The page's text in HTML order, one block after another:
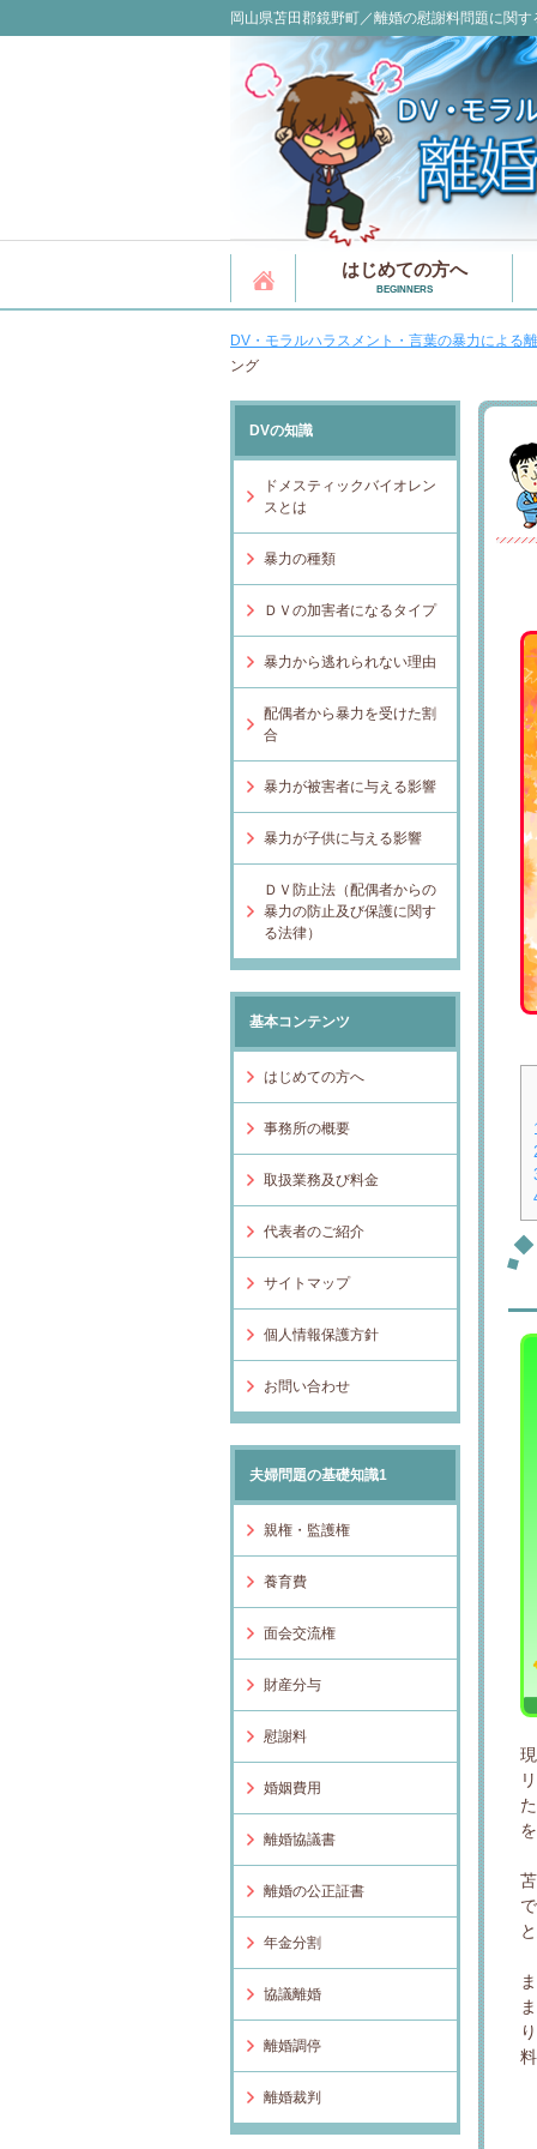
岡山県苫田郡鏡野町／離婚の慰謝料問題に関
はじめての方へ
BEGINNERS
DV・モラルハラスメント・言葉の暴力による
ング
DVの知識
ドメスティックバイオレン
スとは
暴力の種類
ＤＶの加害者になるタイプ
暴力から逃れられない理由
配偶者から暴力を受けた割
合
暴力が被害者に与える影響
暴力が子供に与える影響
ＤＶ防止法（配偶者からの
暴力の防止及び保護に関す
る法律）
基本コンテンツ
はじめての方へ
事務所の概要
取扱業務及び料金
代表者のご紹介
サイトマップ
個人情報保護方針
お問い合わせ
夫婦問題の基礎知識1
親権・監護権
養育費
面会交流権
財産分与
慰謝料
婚姻費用
離婚協議書
離婚の公正証書
年金分割
協議離婚
離婚調停
離婚裁判